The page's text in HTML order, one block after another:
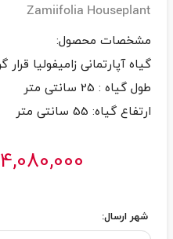
Zamiifolia Houseplant
ارتفاع گیاه: 55 سانتی متر
4,080,000
شهر ارسال: